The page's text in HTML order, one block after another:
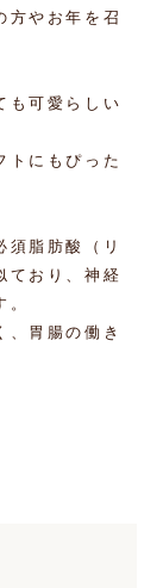
方やお年を召
も可愛らしい
トにもぴった
脂肪酸（リ
ており、神経
胃腸の働き